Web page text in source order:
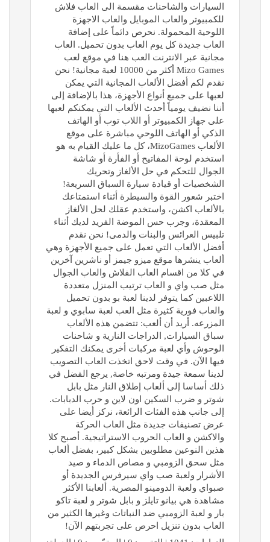
السيارات والشاحنات مقسمة الى العاب فلاش
للكمبيوتر والعاب الموبايل والعاب الاجهزة
اللوحية المحمولة. نحرص دائماً على إضافة
العاب جديدة كل يوم العاب بدون تحميل. العاب
مجانية عبر الانترنت العب هنا في موقع لعب
Mizo Games أكثر من 10000 لعبة مجانية! نحن
نقدم لكم أفضل الألعاب المجانية التي يمكن
لعبها على جميع أنواع الأجهزة، هذا بالإضافة إلى
أننا نضيف يومياً أحدث الألعاب التي يمكنكم لعبها
على جهاز الكمبيوتر أو اللاب توب أو الهاتف
الذكي أو الهاتف اللوحي مباشرة على موقع
الألعاب MizoGames، كل ما عليك القيام به هو
استخدم لوحة المفاتيح أو الفأرة أو شاشة
الجوال للتحكم في حل الألغاز وتحريك
الشخصيات أو قيادة سيارة السباق السريعة!
اختبر شعور القوة والسيطرة أثناء استمتاعك
بالألعاب اكشن، واستخدم عقلك لحل الألغاز
المعقدة، وجرب حس الموضة الفريد لديك أثناء
تلبيس العرائس والبنات والدمى! نحن نقدم
أفضل الألعاب التي تعمل على جميع الأجهزة وهي
ألعاب ينشرها موقع ميزو جيمز أو ناشرين آخرين
في كلا من اقسام العاب الفلاش والعاب الجوال
مثل صب واي و العاب ترتيب المنزل متعددة
اللاعبين كما يتوفر لدينا لعبة بو بدون تحميل
والعاب فورية كثيرة مثل العب لعبة سابوي و لعبة
المزرعه. أريد أن ألعب: تتضمن هذه الألعاب
سباق السيارات, الدراجات النارية و شاحنات
الوحوش وأي لعبة مركبات أخرى يمكنك التفكير
فيها الآن. في وقت لاحق اتخذت العاب التصويب
لدينا سمعة جيدة ومرتبه خاصة, يرجع الفضل في
ذلك أساسا إلى ألعاب إطلاق النار مثل بابل
شوتر و ضرب السكين اون لاين و حرب الدبابات.
إلى جانب هذه الفئات الرائعة، نركز أيضا على
عرض تصنيفات جديدة مثل العاب الحركة
والاكشن و العاب الحروب الاستراتيجية. أصبح كلا
هذين النوعين مطلوبين بشكل كبير، بفضل ألعاب
مثل سحق الزومبي و مصاص الدماء و صيد
الأشرار ولعبة صب واي سيرفرس الجديدة أو
صبواي ولعبة الدومينو المصرية. ألعابنا الأكثر
مشاهدة هي بيانو تايلز و بابل شوتر و لعبة تاكو
بار و لعبة الزومبي ضد النباتات وغيرها الكثير من
العاب بدون تنزيل احرص على تجربتهم الآن!